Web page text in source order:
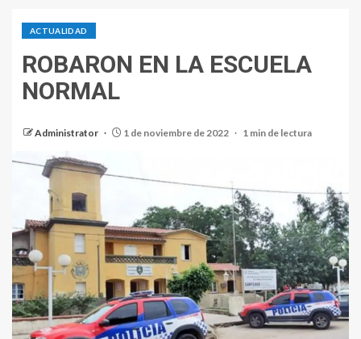
ACTUALIDAD
ROBARON EN LA ESCUELA
NORMAL
Administrator 1 de noviembre de 2022 1 min de lectura